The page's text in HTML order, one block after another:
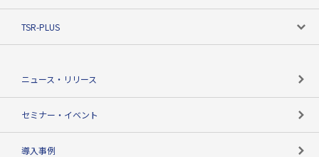
TSR-PLUS
ニュース・リリース
セミナー・イベント
導入事例